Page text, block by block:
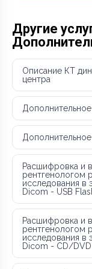
Другие
Описание КТ
центра
Расшифровка и
рентгенологом
исследования
Dicom - USB
Расшифровка и
рентгенологом
исследования
Dicom - CD/DVD